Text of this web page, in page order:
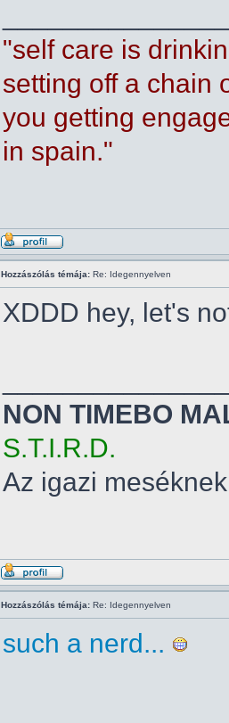
"self care is
setting off a chain
you getting
in spain."
Hozzászólás témája: Re: Idegennyelven
XDDD hey, let's
NON TIMEBO
S.T.I.R.D.
Az igazi
Hozzászólás témája: Re: Idegennyelven
such a nerd...